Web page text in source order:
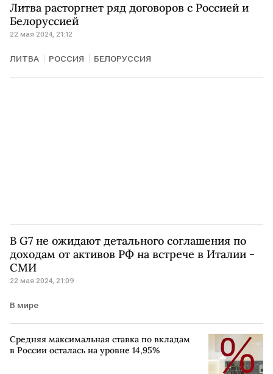
Литва расторгнет ряд договоров с Россией и
Белоруссией
22 мая 2024, 21:12
ЛИТВА РОССИЯ БЕЛОРУССИЯ
В G7 не ожидают детального соглашения по
доходам от активов РФ на встрече в Италии -
СМИ
22 мая 2024, 21:09
В мире
Средняя максимальная ставка по вкладам
в России осталась на уровне 14,95%